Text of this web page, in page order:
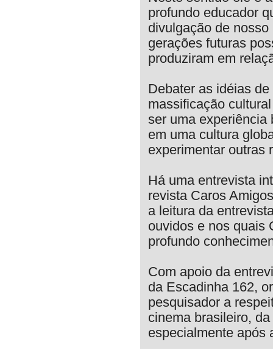
profundo educador
divulgação de
gerações futuras
produziram em
Debater as idéias
massificação
ser uma experiência
em uma cultura
experimentar outras
Há uma entrevista
revista Caros
a leitura da
ouvidos e nos quais
profundo
Com apoio da
da Escadinha 162,
pesquisador a
cinema brasileiro,
especialmente após